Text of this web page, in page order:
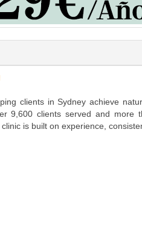
clients in Sydney achieve
9,600 clients served and more
is built on experience,